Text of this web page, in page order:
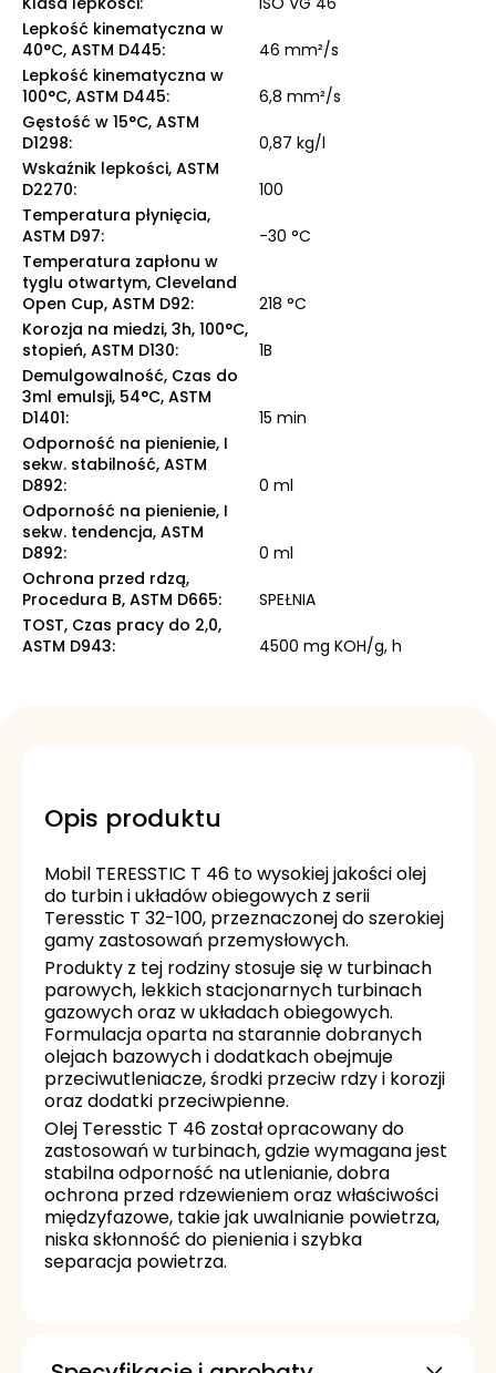
Lepkość kinematyczna w
40°C, ASTM D445:
46 mm²/s
Lepkość kinematyczna w
100°C, ASTM D445:
6,8 mm²/s
Gęstość w 15°C, ASTM
D1298:
0,87 kg/l
Wskaźnik lepkości, ASTM
D2270:
100
Temperatura płynięcia,
ASTM D97:
-30 °C
Temperatura zapłonu w
tyglu otwartym, Cleveland
Open Cup, ASTM D92:
218 °C
Korozja na miedzi, 3h, 100°C,
stopień, ASTM D130:
1B
Demulgowalność, Czas do
3ml emulsji, 54°C, ASTM
D1401:
15 min
Odporność na pienienie, I
sekw. stabilność, ASTM
D892:
0 ml
Odporność na pienienie, I
sekw. tendencja, ASTM
D892:
0 ml
Ochrona przed rdzą,
Procedura B, ASTM D665:
SPEŁNIA
TOST, Czas pracy do 2,0,
ASTM D943: 4500 mg KOH/g, h
Opis produktu
Mobil TERESSTIC T 46 to wysokiej jakości olej
do turbin i układów obiegowych z serii
Teresstic T 32-100, przeznaczonej do szerokiej
gamy zastosowań przemysłowych.
Produkty z tej rodziny stosuje się w turbinach
parowych, lekkich stacjonarnych turbinach
gazowych oraz w układach obiegowych.
Formulacja oparta na starannie dobranych
olejach bazowych i dodatkach obejmuje
przeciwutleniacze, środki przeciw rdzy i korozji
oraz dodatki przeciwpienne.
Olej Teresstic T 46 został opracowany do
zastosowań w turbinach, gdzie wymagana jest
stabilna odporność na utlenianie, dobra
ochrona przed rdzewieniem oraz właściwości
międzyfazowe, takie jak uwalnianie powietrza,
niska skłonność do pienienia i szybka
separacja powietrza.